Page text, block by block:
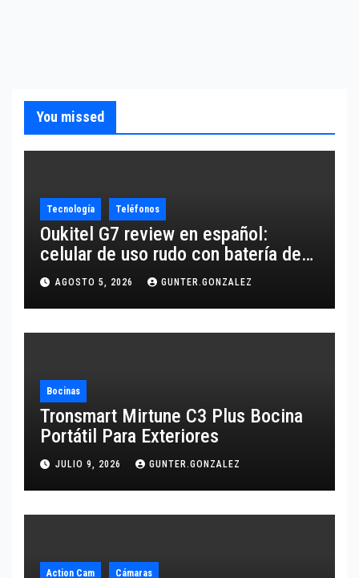
You missed
Tecnología Teléfonos
Oukitel G7 review en español:
celular de uso rudo con batería de
10,600 mAh
AGOSTO 5, 2026 GUNTER.GONZALEZ
Bocinas
Tronsmart Mirtune C3 Plus Bocina
Portátil Para Exteriores
JULIO 9, 2026 GUNTER.GONZALEZ
Action Cam Cámaras